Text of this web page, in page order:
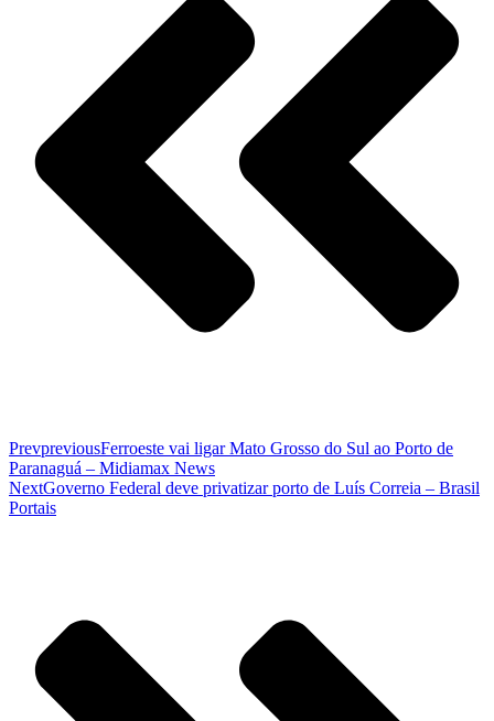
PrevpreviousFerroeste vai ligar Mato Grosso do Sul ao Porto de
Paranaguá – Midiamax News
NextGoverno Federal deve privatizar porto de Luís Correia – Brasil
Portais